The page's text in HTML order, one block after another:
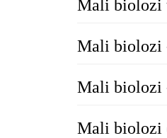
Mali biolozi
Mali biolozi
Mali biolozi
Mali biolozi